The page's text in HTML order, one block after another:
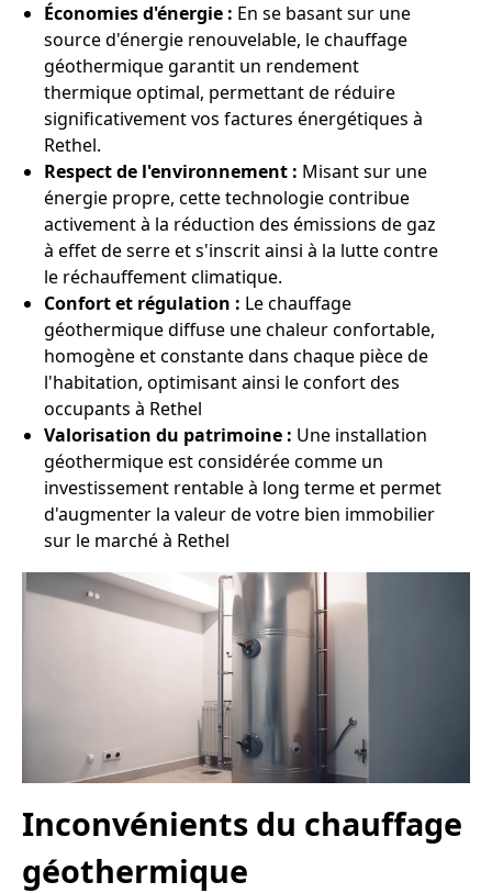
Économies d'énergie : En se basant sur une
source d'énergie renouvelable, le chauffage
géothermique garantit un rendement
thermique optimal, permettant de réduire
significativement vos factures énergétiques à
Rethel.
Respect de l'environnement : Misant sur une
énergie propre, cette technologie contribue
activement à la réduction des émissions de gaz
à effet de serre et s'inscrit ainsi à la lutte contre
le réchauffement climatique.
Confort et régulation : Le chauffage
géothermique diffuse une chaleur confortable,
homogène et constante dans chaque pièce de
l'habitation, optimisant ainsi le confort des
occupants à Rethel
Valorisation du patrimoine : Une installation
géothermique est considérée comme un
investissement rentable à long terme et permet
d'augmenter la valeur de votre bien immobilier
sur le marché à Rethel
Inconvénients du chauffage
géothermique